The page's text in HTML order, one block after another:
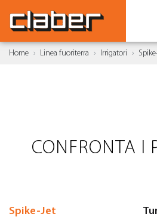
Home Linea fuoriterra Irrigatori
CONFRONTA I